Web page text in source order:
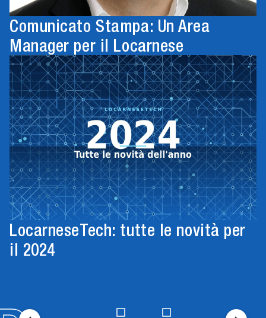
Comunicato Stampa: Un Area
Manager per il Locarnese
LocarneseTech: tutte le novità per
il 2024